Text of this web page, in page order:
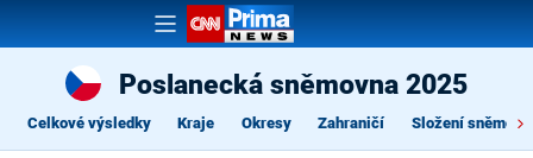
Poslanecká sněmovna 2025
Celkové výsledky Kraje Okresy Zahraničí Složení